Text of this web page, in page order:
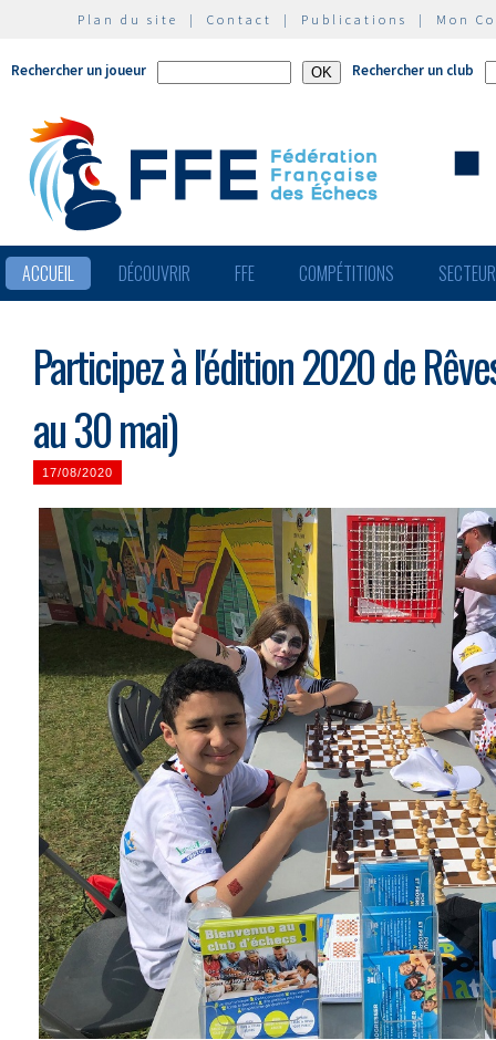
Plan du site | Contact | Publications | Mon
Rechercher un joueur Rechercher un club
ACCUEIL DÉCOUVRIR FFE COMPÉTITIONS
Participez à l'édition 2020 de
au 30 mai)
17/08/2020